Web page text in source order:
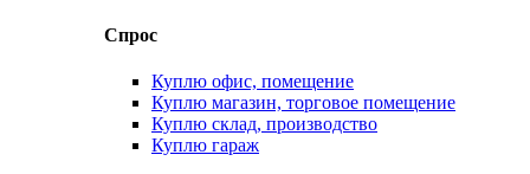
Спрос
Куплю офис, помещение
Куплю магазин, торговое помещение
Куплю склад, производство
Куплю гараж